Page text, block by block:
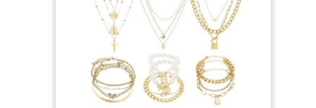
tailles réglables pour vous assurer un ajustement
confortable. Que vous assistiez à une occasion
professionnelle/formelle ou quotidienne, ces
parures de bijoux en or dégageront un look
polyvalent et élégant. 【PLUSIEURS TAILLES】Ces
parures de bijoux pour femme sont conçues en
tenant compte des divers besoins des femmes et
sont réglables en taille pour garantir un